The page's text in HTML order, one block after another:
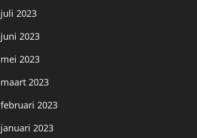
juli 2023
juni 2023
mei 2023
maart 2023
februari 2023
januari 2023